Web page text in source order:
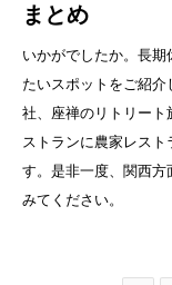
まとめ
いかがでしたか。長期
たいスポットをご紹
社、座禅のリトリート
ストランに農家レス
す。是非一度、関西方
みてください。